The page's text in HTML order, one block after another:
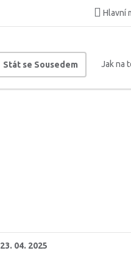
Hlavní
Stát se Sousedem Jak na
23. 04. 2025